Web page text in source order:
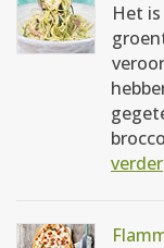
Het
verder